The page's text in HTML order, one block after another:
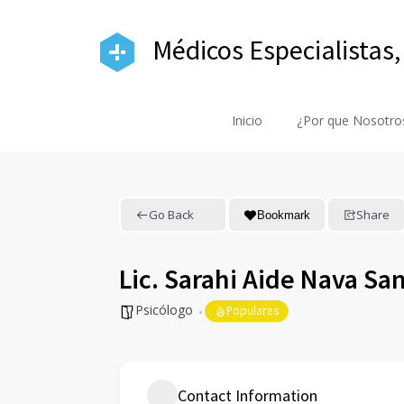
Médicos
Inicio ¿Por que
Go Back Bookmark Share
Lic. Sarahi Aide Nava
Psicólogo Populares
Contact Information